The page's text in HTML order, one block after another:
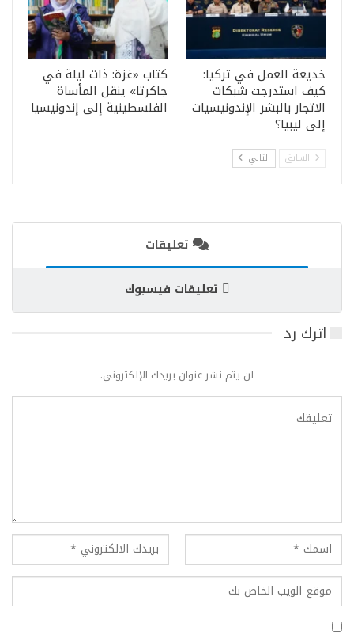
خديعة العمل في تركيا:
كيف استدرجت شبكات
الاتجار بالبشر الإندونيسيات
إلى ليبيا؟
كتاب «غزة: ذات ليلة في
جاكرتا» ينقل المأساة
الفلسطينية إلى إندونيسيا
السابق التالي
تعليقات
تعليقات فيسبوك
اترك رد
لن يتم نشر عنوان بريدك الإلكتروني.